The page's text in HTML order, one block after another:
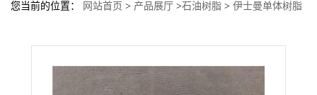
您当前的位置： 网站首页 > 产品展厅 >石油树脂 > 伊士曼单体树脂